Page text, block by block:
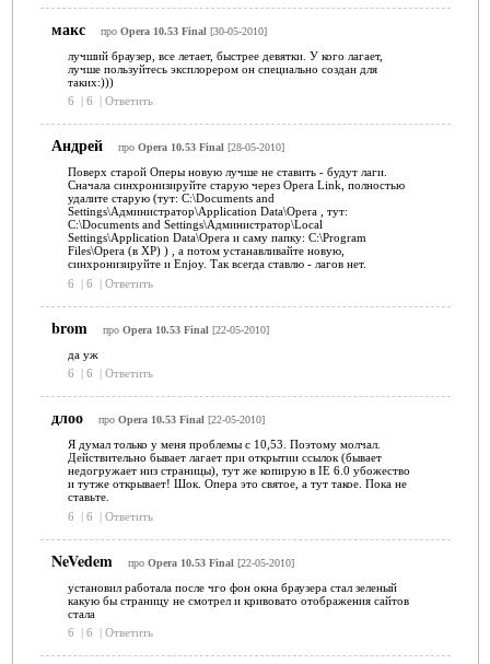
макс про Opera 10.53 Final [30-05-2010]
лучший браузер, все летает, быстрее девятки. У кого лагает,
лучше пользуйтесь эксплорером он специально создан для
таких:)))
6
| 6 | Ответить
Андрей про Opera 10.53 Final [28-05-2010]
Поверх старой Оперы новую лучше не ставить - будут лаги.
Сначала синхронизируйте старую через Opera Link, полностью
удалите старую (тут: C:\Documents and
Settings\Администратор\Application Data\Opera , тут:
C:\Documents and Settings\Администратор\Local
Settings\Application Data\Opera и саму папку: C:\Program
Files\Opera (в XP) ) , а потом устанавливайте новую,
синхронизируйте и Enjoy. Так всегда ставлю - лагов нет.
6
| 6 | Ответить
brom про Opera 10.53 Final [22-05-2010]
да уж
6
| 6 | Ответить
длоо про Opera 10.53 Final [22-05-2010]
Я думал только у меня проблемы с 10,53. Поэтому молчал.
Действительно бывает лагает при открытии ссылок (бывает
недогружает низ страницы), тут же копирую в IE 6.0 убожество
и тутже открывает! Шок. Опера это святое, а тут такое. Пока не
ставьте.
6
| 6 | Ответить
NeVedem про Opera 10.53 Final [22-05-2010]
установил работала после чго фон окна браузера стал зеленый
какую бы страницу не смотрел и кривовато отображения сайтов
стала
6
| 6 | Ответить